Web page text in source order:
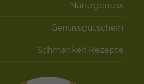
Naturgenuss
Genussgutschein
Schmankerl Rezepte